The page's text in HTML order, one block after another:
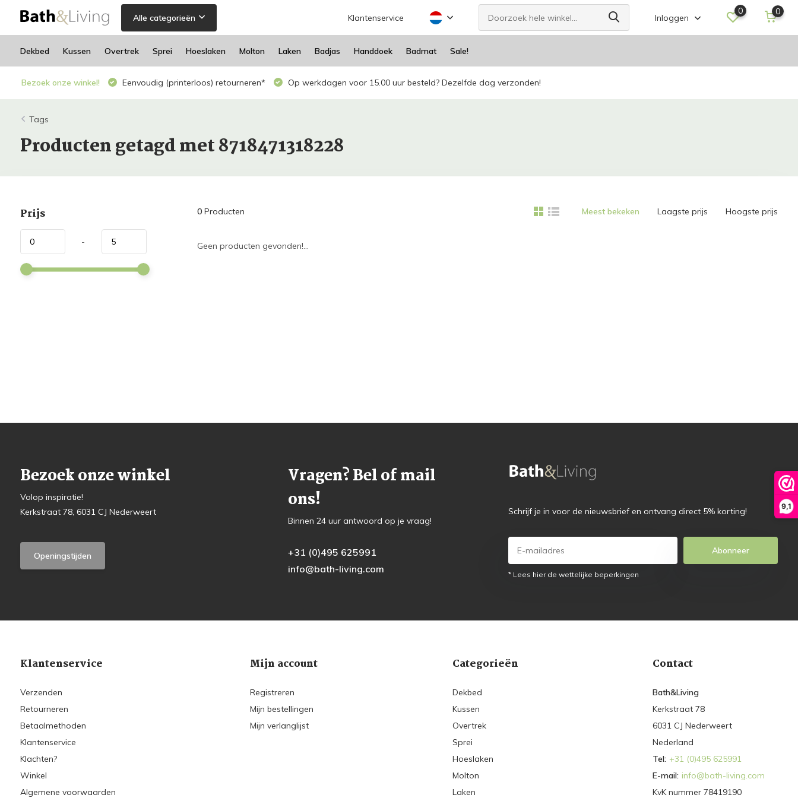
9,1
Alle categorieën Klantenservice Inloggen
0 0
Dekbed Kussen Overtrek Sprei Hoeslaken Molton Laken Badjas Handdoek Badmat Sale!
Bezoek onze winkel! Eenvoudig (printerloos) retourneren* Op werkdagen voor 15.00 uur besteld? Dezelfde dag verzonden!
Tags
Producten getagd met 8718471318228
Prijs
-
0Producten Meest bekeken Laagste prijs Hoogste prijs
Geen producten gevonden!...
Bezoek onze winkel
Volop inspiratie!
Kerkstraat 78, 6031 CJ Nederweert
Openingstijden
Vragen? Bel of mail
ons!
Binnen 24 uur antwoord op je vraag!
+31 (0)495 625991
info@bath-living.com
Schrijf je in voor de nieuwsbrief en ontvang direct 5% korting!
Abonneer
* Lees hier de wettelijke beperkingen
Klantenservice
Verzenden
Retourneren
Betaalmethoden
Klantenservice
Klachten?
Winkel
Algemene voorwaarden
Mijn account
Registreren
Mijn bestellingen
Mijn verlanglijst
Categorieën
Dekbed
Kussen
Overtrek
Sprei
Hoeslaken
Molton
Laken
Contact
Bath&Living
Kerkstraat 78
6031 CJ Nederweert
Nederland
Tel: +31 (0)495 625991
E-mail: info@bath-living.com
KvK nummer 78419190